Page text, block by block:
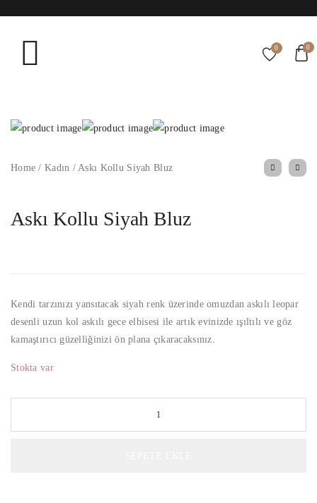
0 0
Home / Kadın /Askı Kollu Siyah Bluz
Askı Kollu Siyah Bluz
Kendi tarzınızı yansıtacak siyah renk üzerinde omuzdan askılı leopar
desenli uzun kol askılı gece elbisesi ile artık evinizde ışıltılı ve göz
kamaştırıcı güzelliğinizi ön plana çıkaracaksınız.
Stokta var